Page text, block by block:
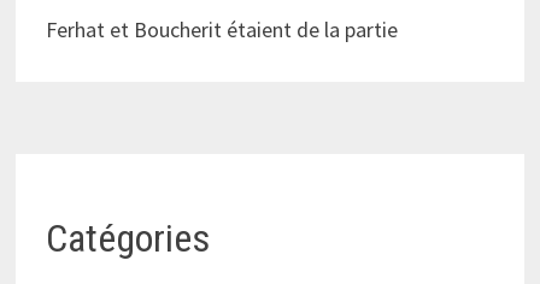
Ferhat et Boucherit étaient de la partie
Catégories